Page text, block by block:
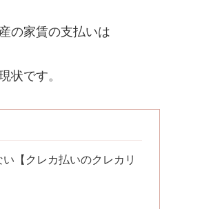
の家賃の支払いは
状です。
【クレカ払いのクレカリ